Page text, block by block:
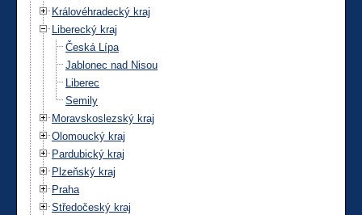
Královéhradecký kraj
Liberecký kraj
Česká Lípa
Jablonec nad Nisou
Liberec
Semily
Moravskoslezský kraj
Olomoucký kraj
Pardubický kraj
Plzeňský kraj
Praha
Středočeský kraj